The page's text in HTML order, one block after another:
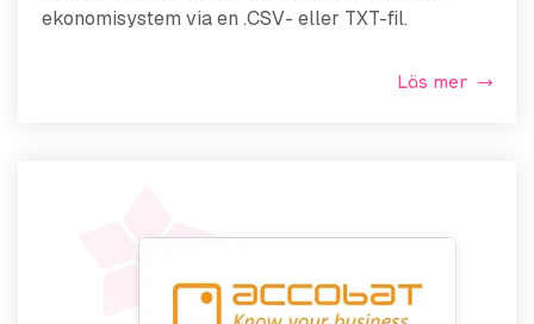
ekonomisystem via en .CSV- eller TXT-fil.
Läs mer